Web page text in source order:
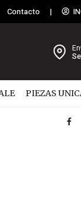
Contacto |
PIEZAS